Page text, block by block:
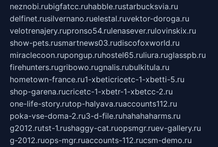
neznobi.rubigfatcc.ruhabble.rustarbucksvia.ru
delfinet.rusilvernano.ruelestal.ruvektor-doroga.ru
velotrenajery.rupronso54.rulenasever.rulovinskix.ru
show-pets.rusmartnews03.rudiscofoxworld.ru
miraclecoon.rupongup.ruhostel65.ruliura.ruglasspb.ru
firehunters.rugribowo.rugnalis.rubulkitula.ru
hometown-france.ru1-xbeticricetc-1-xbetti-5.ru
shop-garena.rucricetc-1-xbetr-1-xbetcc-2.ru
one-life-story.rutop-halyava.ruaccounts112.ru
poka-vse-doma-2.ru3-d-file.ruhahahaharms.ru
g2012.rutst-1.rushaggy-cat.ruopsmgr.ruev-gallery.ru
g-2012.ruops-mgr.ruaccounts-112.rucsm-demo.ru